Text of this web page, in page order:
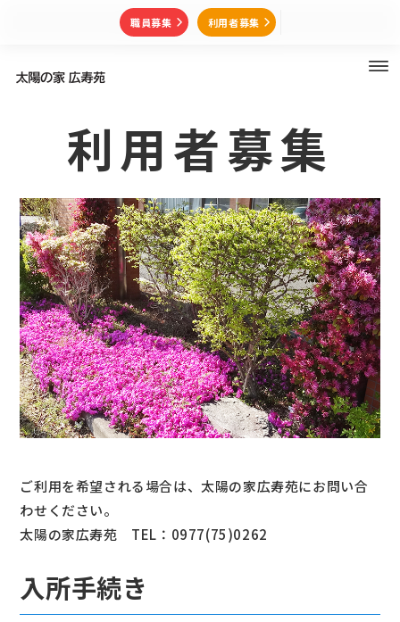
利用者募集
ご利用を希望される場合は、太陽の家広寿苑にお問い合
わせください。
太陽の家広寿苑 TEL：0977(75)0262
入所手続き
職員募集 利用者募集